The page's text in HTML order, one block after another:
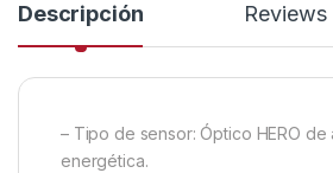
Descripción Reviews
– Tipo de sensor: Óptico HERO de
energética.